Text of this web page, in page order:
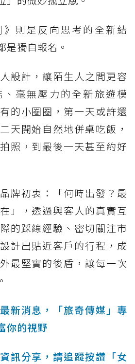
》則是反向思考的全新結
是獨自報名。
設計，讓陌生人之間更容
毫無壓力的全新旅遊模
的小圈圈，第一天或許還
天開始自然地併桌吃飯，
照，到最後一天甚至約好
牌初衷：「何時出發？最
」，透過與客人的真實互
的踩線經驗、密切關注市
計出貼近客戶的行程，成
最堅實的後盾，讓每一次
新消息，「旅奇傳媒」專
你的視野
訊分享，請追蹤按讚「女